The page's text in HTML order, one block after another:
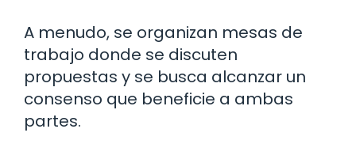
A menudo, se organizan mesas de
trabajo donde se discuten
propuestas y se busca alcanzar un
consenso que beneficie a ambas
partes.